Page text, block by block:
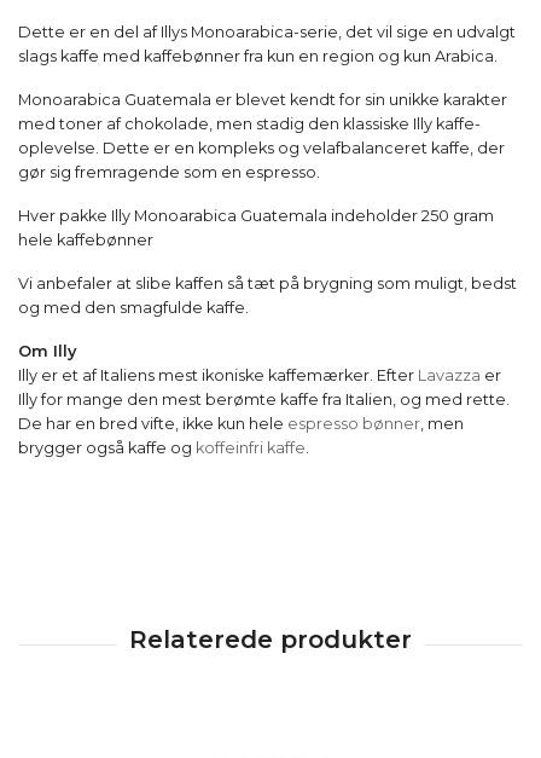
Dette er en del af Illys Monoarabica-serie, det vil sige en udvalgt
slags kaffe med kaffebønner fra kun en region og kun Arabica.
Monoarabica Guatemala er blevet kendt for sin unikke karakter
med toner af chokolade, men stadig den klassiske Illy kaffe-
oplevelse. Dette er en kompleks og velafbalanceret kaffe, der
gør sig fremragende som en espresso.
Hver pakke Illy Monoarabica Guatemala indeholder 250 gram
hele kaffebønner
Vi anbefaler at slibe kaffen så tæt på brygning som muligt, bedst
og med den smagfulde kaffe.
Om Illy
Illy er et af Italiens mest ikoniske kaffemærker. Efter Lavazza er
Illy for mange den mest berømte kaffe fra Italien, og med rette.
De har en bred vifte, ikke kun hele espresso bønner, men
brygger også kaffe og koffeinfri kaffe.